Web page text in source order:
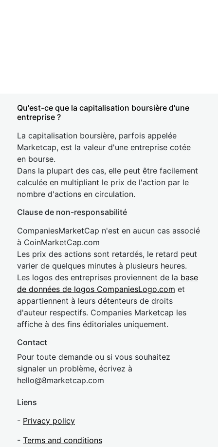
Qu'est-ce que la capitalisation boursière d'une
entreprise ?
La capitalisation boursière, parfois appelée
Marketcap, est la valeur d'une entreprise cotée
en bourse.
Dans la plupart des cas, elle peut être facilement
calculée en multipliant le prix de l'action par le
nombre d'actions en circulation.
Clause de non-responsabilité
CompaniesMarketCap n'est en aucun cas associé
à CoinMarketCap.com
Les prix des actions sont retardés, le retard peut
varier de quelques minutes à plusieurs heures.
Les logos des entreprises proviennent de la base
de données de logos CompaniesLogo.com et
appartiennent à leurs détenteurs de droits
d'auteur respectifs. Companies Marketcap les
affiche à des fins éditoriales uniquement.
Contact
Pour toute demande ou si vous souhaitez
signaler un problème, écrivez à
hello@8marketcap.com
Liens
- Privacy policy
- Terms and conditions